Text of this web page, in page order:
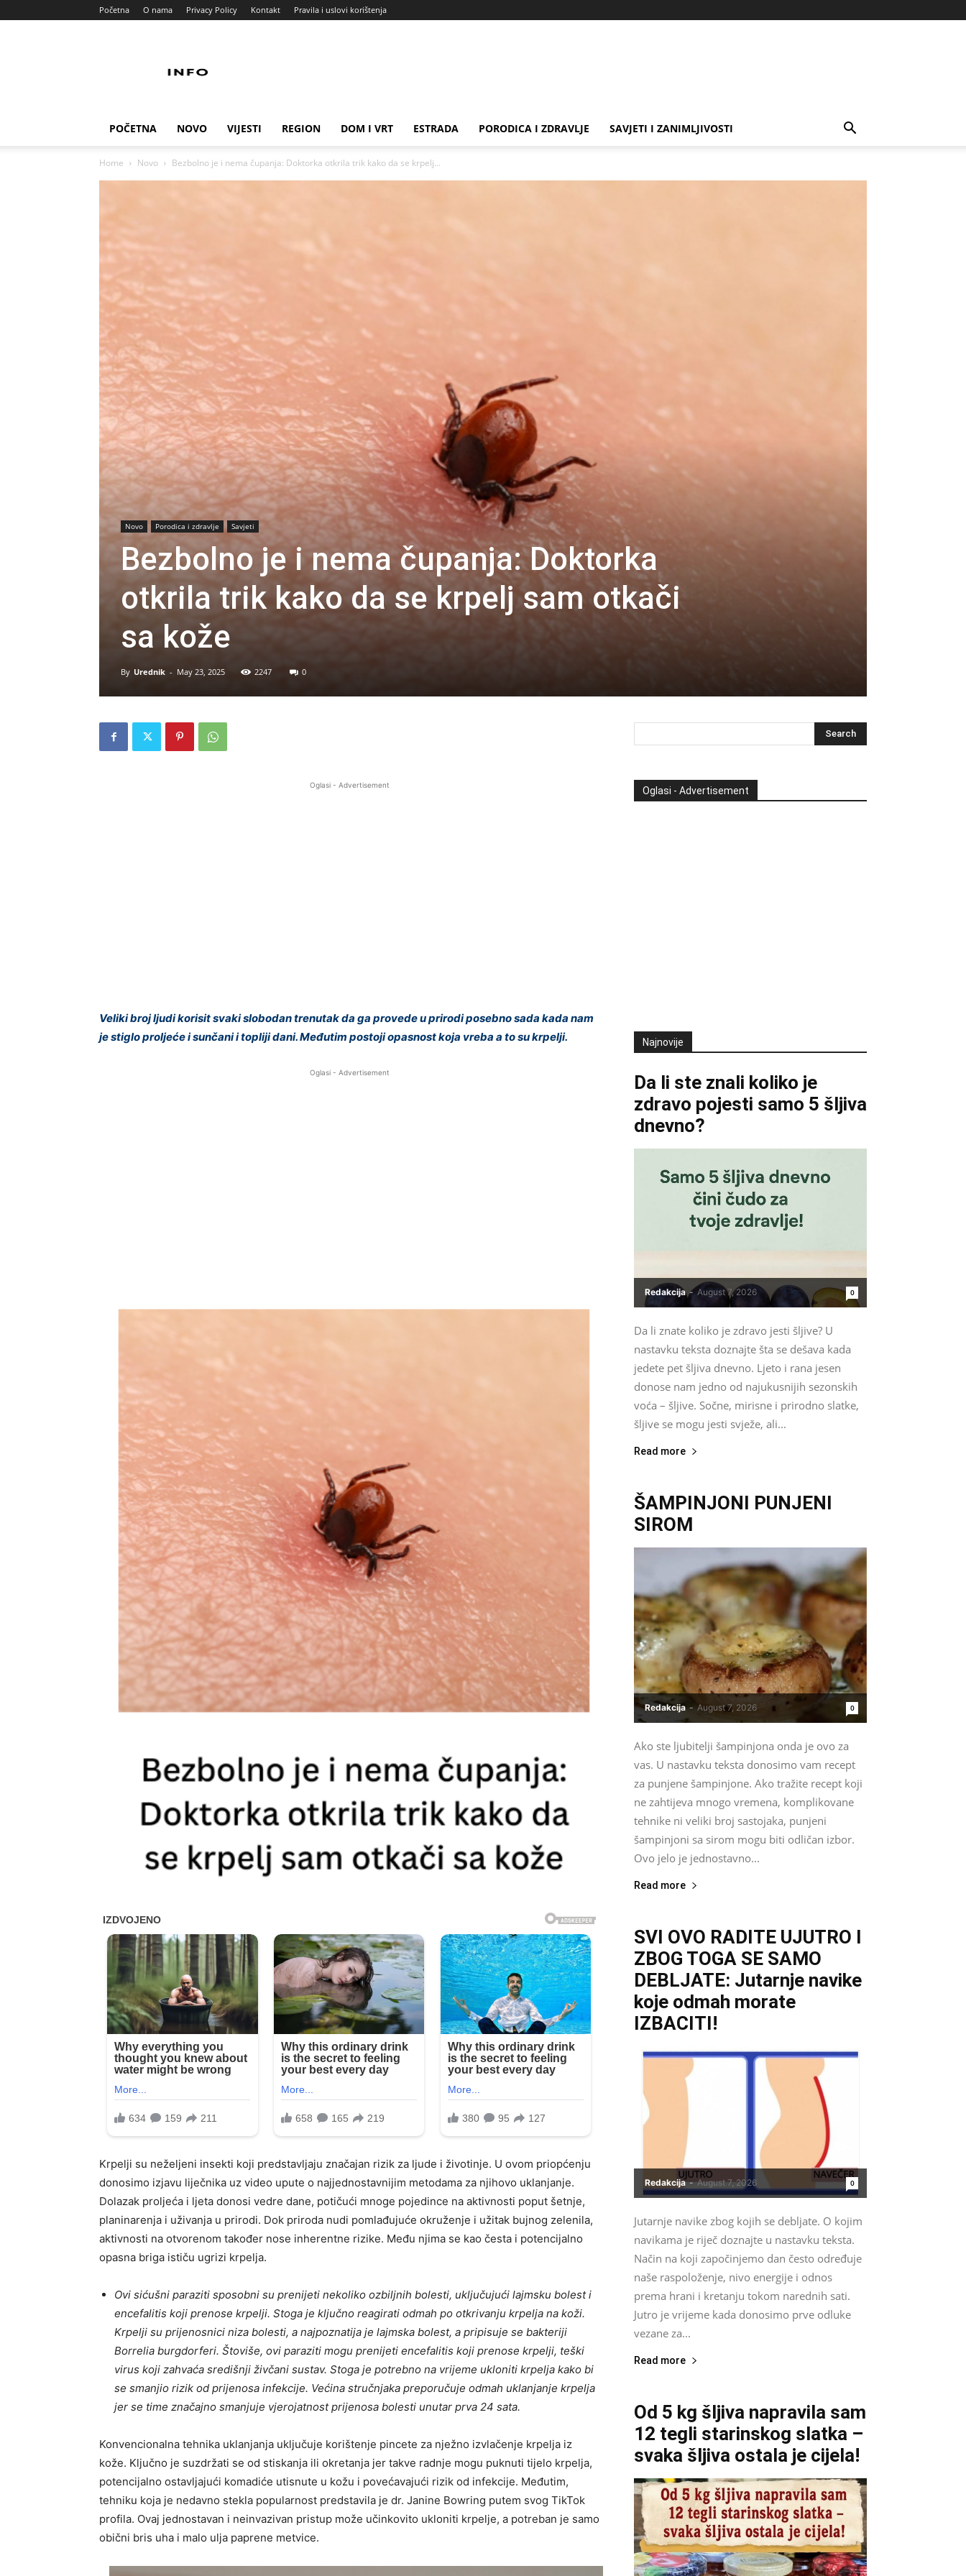
Početna O nama Privacy Policy Kontakt Pravila i uslovi korištenja
POČETNA NOVO VIJESTI REGION DOM I VRT ESTRADA PORODICA I ZDRAVLJE SAVJETI I ZANIMLJIVOSTI
Home Novo Bezbolno je i nema čupanja: Doktorka otkrila trik kako da se krpelj...
Novo Porodica i zdravlje Savjeti
Bezbolno je i nema čupanja: Doktorka
otkrila trik kako da se krpelj sam otkači
sa kože
By Urednik - May 23, 2025 2247 0
Oglasi - Advertisement
Veliki broj ljudi korisit svaki slobodan trenutak da ga provede u prirodi posebno sada kada nam
je stiglo proljeće i sunčani i topliji dani. Međutim postoji opasnost koja vreba a to su krpelji.
Oglasi - Advertisement
Krpelji su neželjeni insekti koji predstavljaju značajan rizik za ljude i životinje. U ovom priopćenju
donosimo izjavu liječnika uz video upute o najjednostavnijim metodama za njihovo uklanjanje.
Dolazak proljeća i ljeta donosi vedre dane, potičući mnoge pojedince na aktivnosti poput šetnje,
planinarenja i uživanja u prirodi. Dok priroda nudi pomlađujuće okruženje i užitak bujnog zelenila,
aktivnosti na otvorenom također nose inherentne rizike. Među njima se kao česta i potencijalno
opasna briga ističu ugrizi krpelja.
Ovi sićušni paraziti sposobni su prenijeti nekoliko ozbiljnih bolesti, uključujući lajmsku bolest i
encefalitis koji prenose krpelji. Stoga je ključno reagirati odmah po otkrivanju krpelja na koži.
Krpelji su prijenosnici niza bolesti, a najpoznatija je lajmska bolest, a pripisuje se bakteriji
Borrelia burgdorferi. Štoviše, ovi paraziti mogu prenijeti encefalitis koji prenose krpelji, teški
virus koji zahvaća središnji živčani sustav. Stoga je potrebno na vrijeme ukloniti krpelja kako bi
se smanjio rizik od prijenosa infekcije. Većina stručnjaka preporučuje odmah uklanjanje krpelja
jer se time značajno smanjuje vjerojatnost prijenosa bolesti unutar prva 24 sata.
Konvencionalna tehnika uklanjanja uključuje korištenje pincete za nježno izvlačenje krpelja iz
kože. Ključno je suzdržati se od stiskanja ili okretanja jer takve radnje mogu puknuti tijelo krpelja,
potencijalno ostavljajući komadiće utisnute u kožu i povećavajući rizik od infekcije. Međutim,
tehniku ​​koja je nedavno stekla popularnost predstavila je dr. Janine Bowring putem svog TikTok
profila. Ovaj jednostavan i neinvazivan pristup može učinkovito ukloniti krpelje, a potreban je samo
obični bris uha i malo ulja paprene metvice.
Oglasi - Advertisement
Najnovije
Da li ste znali koliko je
zdravo pojesti samo 5 šljiva
dnevno?
Redakcija - August 7, 2026 0
Da li znate koliko je zdravo jesti šljive? U
nastavku teksta doznajte šta se dešava kada
jedete pet šljiva dnevno. Ljeto i rana jesen
donose nam jedno od najukusnijih sezonskih
voća – šljive. Sočne, mirisne i prirodno slatke,
šljive se mogu jesti svježe, ali...
Read more
ŠAMPINJONI PUNJENI
SIROM
Redakcija - August 7, 2026 0
Ako ste ljubitelji šampinjona onda je ovo za
vas. U nastavku teksta donosimo vam recept
za punjene šampinjone. Ako tražite recept koji
ne zahtijeva mnogo vremena, komplikovane
tehnike ni veliki broj sastojaka, punjeni
šampinjoni sa sirom mogu biti odličan izbor.
Ovo jelo je jednostavno...
Read more
SVI OVO RADITE UJUTRO I
ZBOG TOGA SE SAMO
DEBLJATE: Jutarnje navike
koje odmah morate
IZBACITI!
Redakcija - August 7, 2026 0
Jutarnje navike zbog kojih se debljate. O kojim
navikama je riječ doznajte u nastavku teksta.
Način na koji započinjemo dan često određuje
naše raspoloženje, nivo energije i odnos
prema hrani i kretanju tokom narednih sati.
Jutro je vrijeme kada donosimo prve odluke
vezane za...
Read more
Od 5 kg šljiva napravila sam
12 tegli starinskog slatka –
svaka šljiva ostala je cijela!